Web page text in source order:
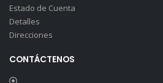
Estado de Cuenta
Detalles
Direcciones
CONTÁCTENOS